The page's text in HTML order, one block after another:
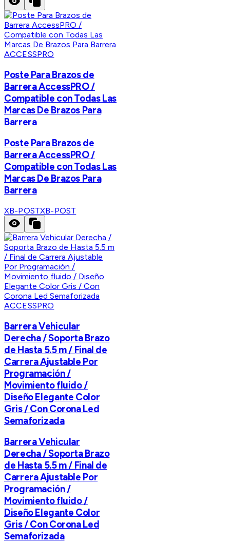
ACCESSPRO
Poste Para Brazos de
Barrera AccessPRO /
Compatible con Todas Las
Marcas De Brazos Para
Barrera
Poste Para Brazos de
Barrera AccessPRO /
Compatible con Todas Las
Marcas De Brazos Para
Barrera
XB-POSTXB-POST
ACCESSPRO
Barrera Vehicular
Derecha / Soporta Brazo
de Hasta 5.5 m / Final de
Carrera Ajustable Por
Programación /
Movimiento fluido /
Diseño Elegante Color
Gris / Con Corona Led
Semaforizada
Barrera Vehicular
Derecha / Soporta Brazo
de Hasta 5.5 m / Final de
Carrera Ajustable Por
Programación /
Movimiento fluido /
Diseño Elegante Color
Gris / Con Corona Led
Semaforizada